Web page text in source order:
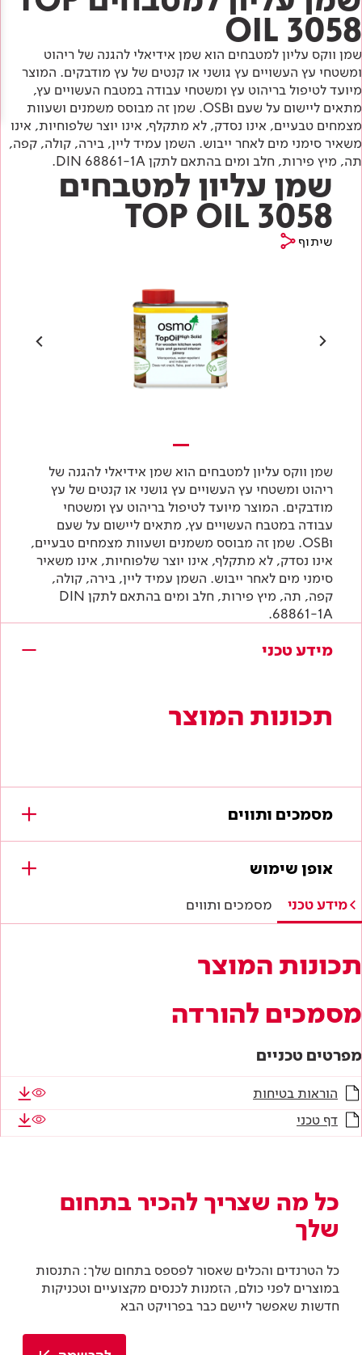
עץ
מתכת
רובה
RAL
לכל מוצרי צבע וציפויים
Academy
תוכן מקצועי
אודותינו
מדיניות סביבתית
מדיניות מערכת משולבת ו - ISO
פתרונות לתעשייה צור קשר
OIL 3058
שמן ווקס עליון למטבחים הוא שמן אידיאלי להגנה של ריהוט
ומשטחי עץ העשויים עץ גושני או קנטים של עץ מודבקים. המוצר
מיועד לטיפול בריהוט עץ ומשטחי עבודה במטבח העשויים עץ,
מתאים ליישום על שעם וOSB. שמן זה מבוסס משמנים ושעוות
מצמחים טבעיים, אינו נסדק, לא מתקלף, אינו יוצר שלפוחיות, אינו
משאיר סימני מים לאחר ייבוש. השמן עמיד ליין, בירה, קולה, קפה,
תה, מיץ פירות, חלב ומים בהתאם לתקן DIN 68861-1A.
שמן עליון למטבחים
TOP OIL 3058
שיתוף
שמן ווקס עליון למטבחים הוא שמן אידיאלי להגנה של
ריהוט ומשטחי עץ העשויים עץ גושני או קנטים של עץ
מודבקים. המוצר מיועד לטיפול בריהוט עץ ומשטחי
עבודה במטבח העשויים עץ, מתאים ליישום על שעם
וOSB. שמן זה מבוסס משמנים ושעוות מצמחים טבעיים,
אינו נסדק, לא מתקלף, אינו יוצר שלפוחיות, אינו משאיר
סימני מים לאחר ייבוש. השמן עמיד ליין, בירה, קולה,
קפה, תה, מיץ פירות, חלב ומים בהתאם לתקן DIN
68861-1A.
מידע טכני
תכונות המוצר
מסמכים ותווים
מסמכים להורדה
מפרטים טכניים
דף טכני
אופן שימוש
מידע טכני מסמכים ותווים
תכונות המוצר
מסמכים להורדה
מפרטים טכניים
הוראות בטיחות
דף טכני
כל מה שצריך להכיר בתחום
שלך
כל הטרנדים והכלים שאסור לפספס בתחום שלך: התנסות
במוצרים לפני כולם, הזמנות לכנסים מקצועיים וטכניקות
חדשות שאפשר ליישם כבר בפרויקט הבא